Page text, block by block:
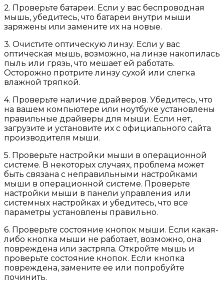
2. Проверьте батареи. Если у вас беспроводная
мышь, убедитесь, что батареи внутри мыши
заряжены или замените их на новые.
3. Очистите оптическую линзу. Если у вас
оптическая мышь, возможно, на линзе накопилась
пыль или грязь, что мешает ей работать.
Осторожно протрите линзу сухой или слегка
влажной тряпкой.
4. Проверьте наличие драйверов. Убедитесь, что
на вашем компьютере или ноутбуке установлены
правильные драйверы для мыши. Если нет,
загрузите и установите их с официального сайта
производителя мыши.
5. Проверьте настройки мыши в операционной
системе. В некоторых случаях, проблема может
быть связана с неправильными настройками
мыши в операционной системе. Проверьте
настройки мыши в панели управления или
системных настройках и убедитесь, что все
параметры установлены правильно.
6. Проверьте состояние кнопок мыши. Если какая-
либо кнопка мыши не работает, возможно, она
повреждена или застряла. Откройте мышь и
проверьте состояние кнопок. Если кнопка
повреждена, замените ее или попробуйте
починить.